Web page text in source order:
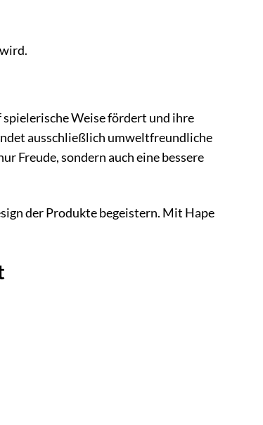
Weise fördert und ihre
ausschließlich umweltfreundliche
Freude, sondern auch eine bessere
der Produkte begeistern. Mit Hape